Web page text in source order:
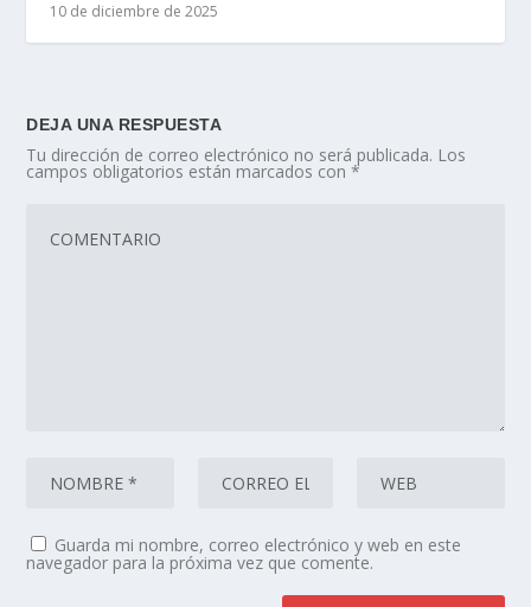
10 de diciembre de 2025
DEJA UNA RESPUESTA
Tu dirección de correo electrónico no será publicada. Los
campos obligatorios están marcados con*
Guarda mi nombre, correo electrónico y web en este
navegador para la próxima vez que comente.